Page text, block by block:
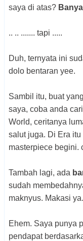
saya di atas?
.. .. ....... tapi .....
Duh, ternyata ini
dolo bentaran yee.
Sambil itu, buat
saya, coba anda
World, ceritanya
salut juga. Di Era
masterpiece begini.
Tambah lagi, ada
sudah
maknyus. Makasi
Ehem. Saya punya
pendapat